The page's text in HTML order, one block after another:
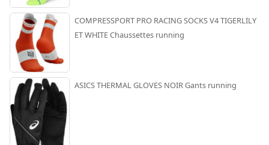
COMPRESSPORT PRO RACING SOCKS V4 TIGERLILY
ET WHITE Chaussettes running
ASICS THERMAL GLOVES NOIR Gants running